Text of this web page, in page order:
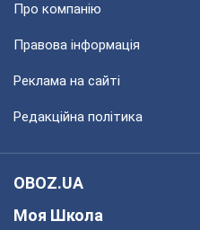
Про компанію
Правова інформація
Реклама на сайті
Редакційна політика
OBOZ.UA
Моя Школа